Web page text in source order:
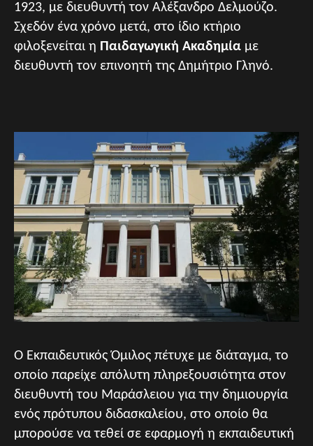
1923, με διευθυντή τον Αλέξανδρο Δελμούζο.
Σχεδόν ένα χρόνο μετά, στο ίδιο κτήριο
φιλοξενείται η Παιδαγωγική Ακαδημία με
διευθυντή τον επινοητή της Δημήτριο Γληνό.
Ο Εκπαιδευτικός Όμιλος πέτυχε με διάταγμα, το
οποίο παρείχε απόλυτη πληρεξουσιότητα στον
διευθυντή του Μαράσλειου για την δημιουργία
ενός πρότυπου διδασκαλείου, στο οποίο θα
μπορούσε να τεθεί σε εφαρμογή η εκπαιδευτική